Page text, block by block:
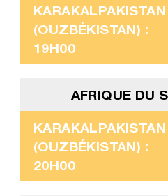
KARAKALPAKISTAN
(OUZBÉKISTAN) :
19H00
AFRIQUE DU
KARAKALPAKISTAN
(OUZBÉKISTAN) :
20H00